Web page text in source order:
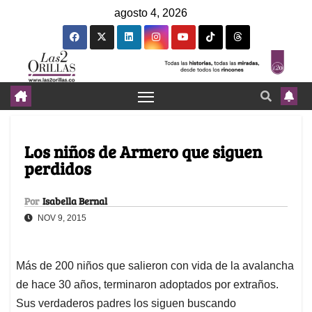
agosto 4, 2026
Los niños de Armero que siguen
perdidos
Por Isabella Bernal
NOV 9, 2015
Más de 200 niños que salieron con vida de la avalancha
de hace 30 años, terminaron adoptados por extraños.
Sus verdaderos padres los siguen buscando